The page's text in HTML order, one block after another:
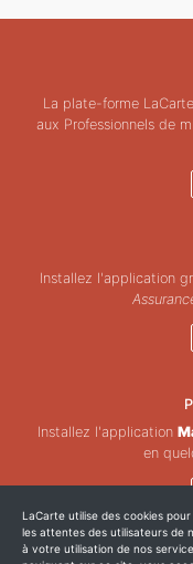
La plate-forme
aux Professionnels de
Installez l'application
Installez l'application
en
Copyright ©
LaCarte utilise des cookies
les attentes des utilisateurs de
à votre utilisation de nos